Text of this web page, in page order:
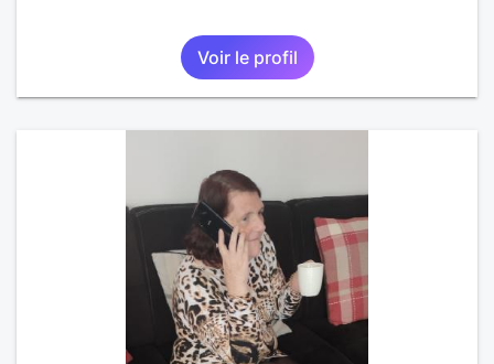
Voir le profil